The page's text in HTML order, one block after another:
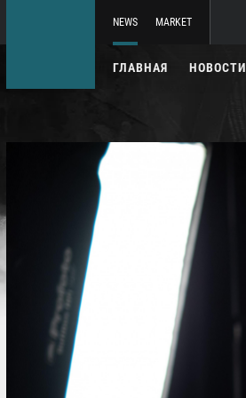
NEWS MARKET
ГЛАВНАЯ НОВОСТИ